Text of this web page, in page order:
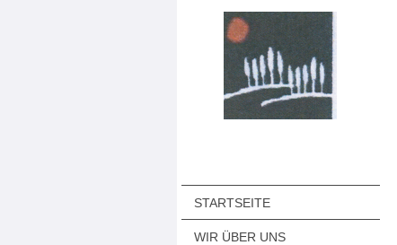
STARTSEITE
WIR ÜBER UNS